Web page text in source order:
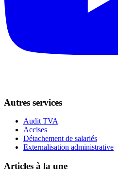
Autres services
Audit TVA
Accises
Détachement de salariés
Externalisation administrative
Articles à la une